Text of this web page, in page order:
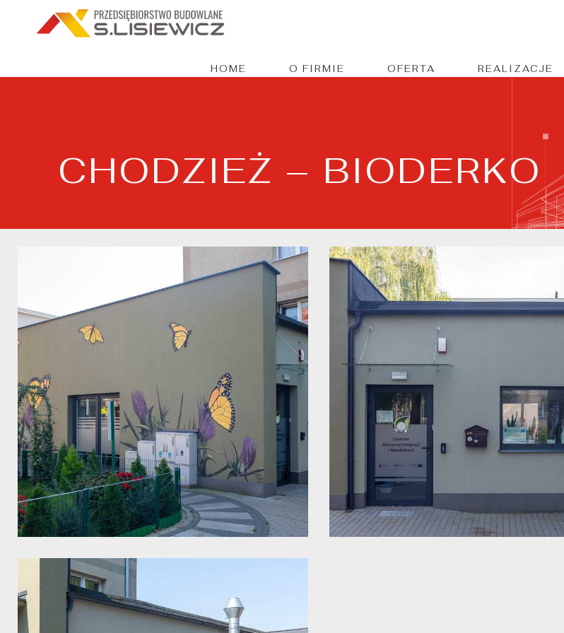
HOME O FIRMIE OFERTA REALIZACJE
CHODZIEŻ – BIODERKO